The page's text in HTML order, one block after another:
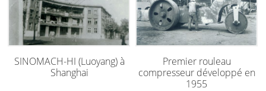
SINOMACH-HI (Luoyang) à
Shanghai
Premier rouleau
compresseur développé en
1955